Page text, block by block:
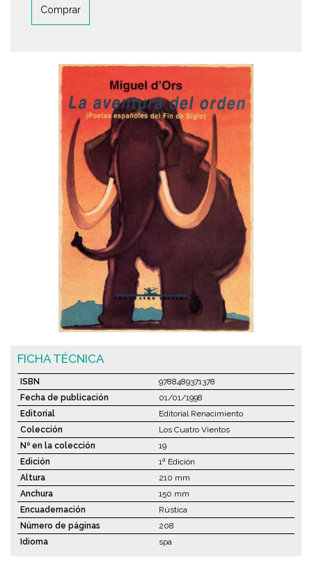
Comprar
FICHA TÉCNICA
ISBN
9788489371378
Fecha de publicación
01/01/1998
Editorial
Editorial Renacimiento
Colección
Los Cuatro Vientos
Nº en la colección
19
Edición
1ª Edición
Altura
210 mm
Anchura
150 mm
Encuadernación
Rústica
Número de páginas
208
Idioma
spa